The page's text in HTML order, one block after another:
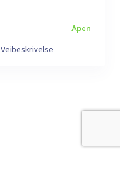
Åpen
Veibeskrivelse